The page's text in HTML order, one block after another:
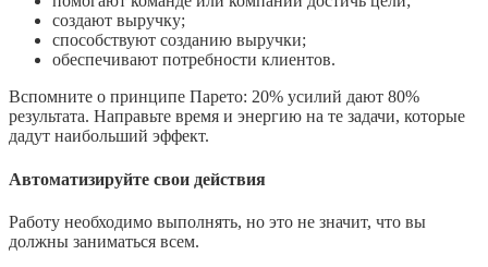
создают выручку;
способствуют созданию выручки;
обеспечивают потребности клиентов.
Вспомните о принципе Парето: 20% усилий дают 80%
результата. Направьте время и энергию на те задачи, которые
дадут наибольший эффект.
Автоматизируйте свои действия
Работу необходимо выполнять, но это не значит, что вы
должны заниматься всем.